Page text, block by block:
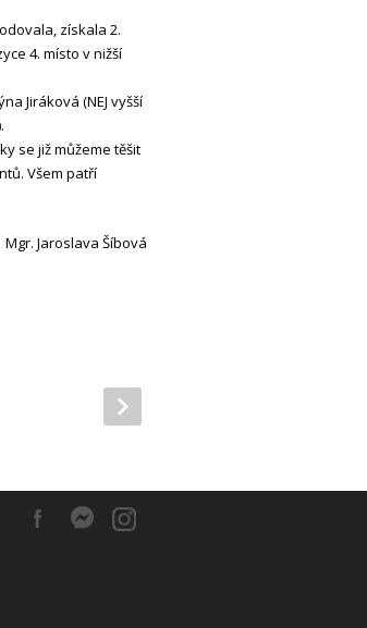
získala 2.
4. místo v nižší
Jiráková (NEJ vyšší
se již můžeme těšit
Všem patří
Mgr. Jaroslava Šíbová